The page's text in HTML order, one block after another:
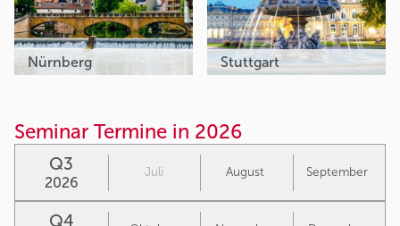
Nürnberg Stuttgart
Seminar Termine in 2026
Q3
2026
Juli August September
Q4